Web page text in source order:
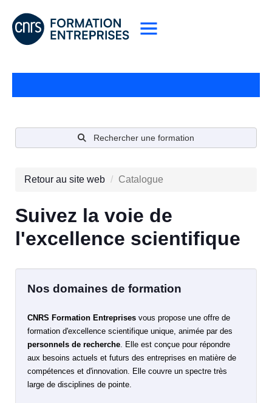
Rechercher une formation
Retour au site web Catalogue
Suivez la voie de
l'excellence scientifique
Nos domaines de formation
CNRS Formation Entreprises vous propose une offre de
formation d'excellence scientifique unique, animée par des
personnels de recherche. Elle est conçue pour répondre
aux besoins actuels et futurs des entreprises en matière de
compétences et d'innovation. Elle couvre un spectre très
large de disciplines de pointe.